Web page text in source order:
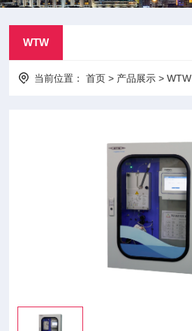
WTW
当前位置：首页 > 产品展示 >WTW